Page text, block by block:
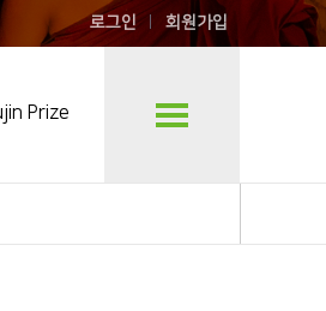
로그인 회원가입
Prize